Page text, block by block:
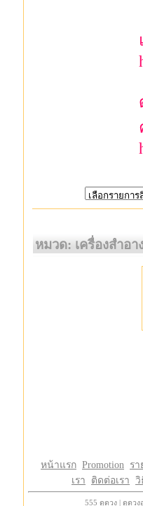
หมวด: เครื่องสำอ
หน้าแรก Promotion ร
เรา
ติดต่อเรา วิ
555 ดูดวง ดูดวง